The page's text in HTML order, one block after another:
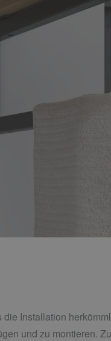
Installation
und zu montieren.